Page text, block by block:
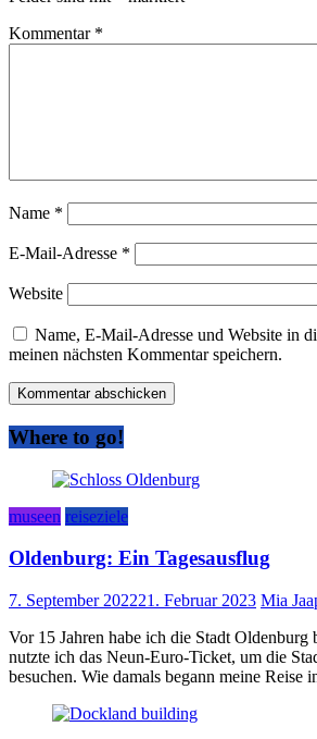
Kommentar *
Name *
E-Mail-Adresse *
Website
Name, E-Mail-Adresse und Website in
meinen nächsten Kommentar speichern.
Where to go!
museen reiseziele
Oldenburg: Ein Tagesausflug
7. September 202221. Februar 2023 Mia
Vor 15 Jahren habe ich die Stadt Oldenburg
nutzte ich das Neun-Euro-Ticket, um die
besuchen. Wie damals begann meine Reise